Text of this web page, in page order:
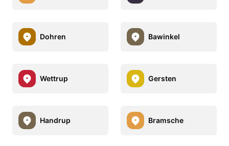
Dohren Bawinkel
Wettrup Gersten
Handrup Bramsche